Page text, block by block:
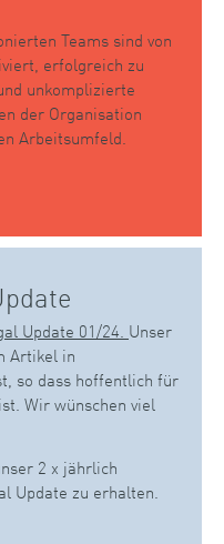
Teams sind von
erfolgreich zu
unkomplizierte
der Organisation
Arbeitsumfeld.
Update 01/24. Unser
Artikel in
so dass hoffentlich für
Wir wünschen viel
2 x jährlich
Update zu erhalten.